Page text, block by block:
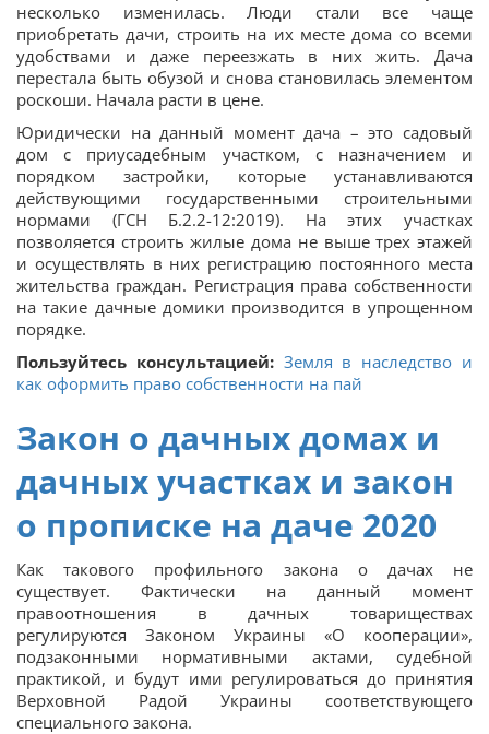
несколько изменилась. Люди стали все чаще
приобретать дачи, строить на их месте дома со всеми
удобствами и даже переезжать в них жить. Дача
перестала быть обузой и снова становилась элементом
роскоши. Начала расти в цене.
Юридически на данный момент дача – это садовый
дом с приусадебным участком, с назначением и
порядком застройки, которые устанавливаются
действующими государственными строительными
нормами (ГСН Б.2.2-12:2019). На этих участках
позволяется строить жилые дома не выше трех этажей
и осуществлять в них регистрацию постоянного места
жительства граждан. Регистрация права собственности
на такие дачные домики производится в упрощенном
порядке.
Пользуйтесь консультацией: Земля в наследство и
как оформить право собственности на пай
Закон о дачных домах и
дачных участках и закон
о прописке на даче 2020
Как такового профильного закона о дачах не
существует. Фактически на данный момент
правоотношения в дачных товариществах
регулируются Законом Украины «О кооперации»,
подзаконными нормативными актами, судебной
практикой, и будут ими регулироваться до принятия
Верховной Радой Украины соответствующего
специального закона.